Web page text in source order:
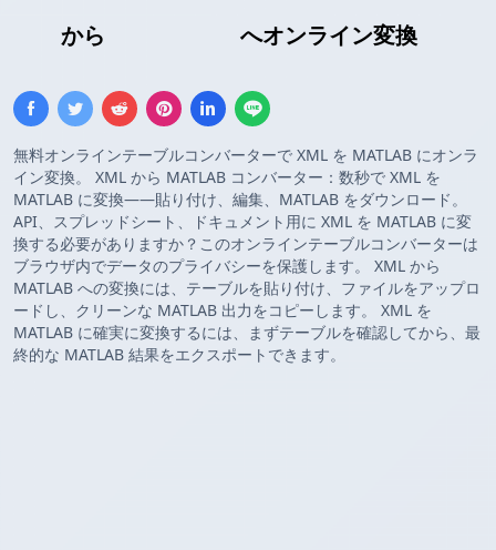
から へオンライン変換
無料オンラインテーブルコンバーターで XML を MATLAB にオンラ
イン変換。 XML から MATLAB コンバーター：数秒で XML を
MATLAB に変換——貼り付け、編集、MATLAB をダウンロード。
API、スプレッドシート、ドキュメント用に XML を MATLAB に変
換する必要がありますか？このオンラインテーブルコンバーターは
ブラウザ内でデータのプライバシーを保護します。 XML から
MATLAB への変換には、テーブルを貼り付け、ファイルをアップロ
ードし、クリーンな MATLAB 出力をコピーします。 XML を
MATLAB に確実に変換するには、まずテーブルを確認してから、最
終的な MATLAB 結果をエクスポートできます。